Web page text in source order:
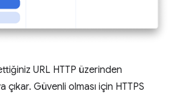
URL HTTP üzerinden
Güvenli olması için HTTPS